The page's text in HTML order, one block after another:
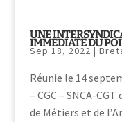
UNE
IMMEDIATE DU
Sep 18, 2022|
Réunie le 14
– CGC – SNCA-
de Métiers et de